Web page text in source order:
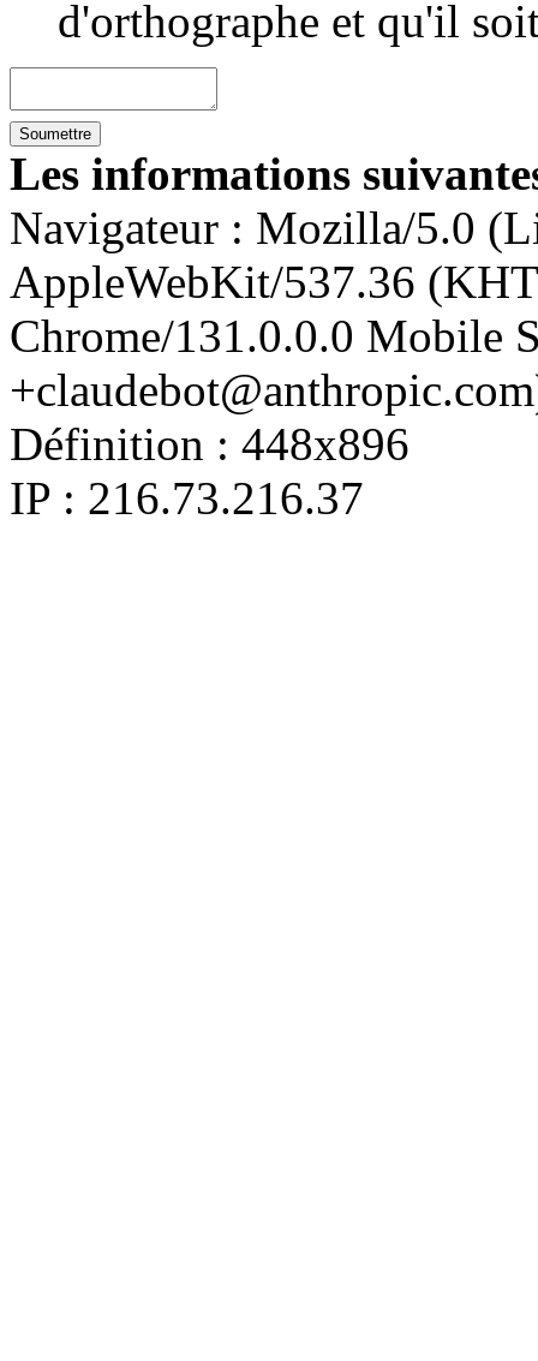
d'orthographe et qu'il
Les informations
Navigateur : Mozilla/5.0
AppleWebKit/537.36
Chrome/131.0.0.0 Mobile
Définition : 448x896
IP : 216.73.216.37